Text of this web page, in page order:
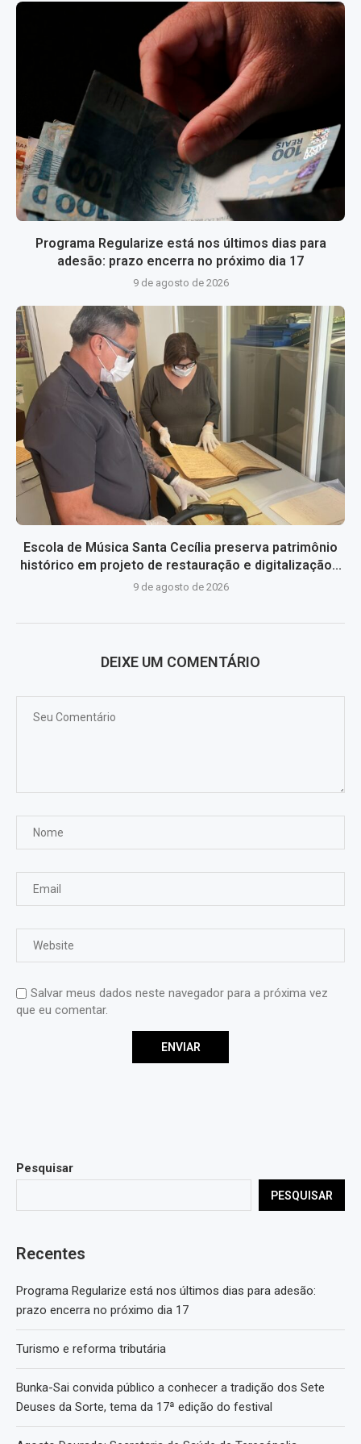
Programa Regularize está nos últimos dias para
adesão: prazo encerra no próximo dia 17
9 de agosto de 2026
Escola de Música Santa Cecília preserva patrimônio
histórico em projeto de restauração e digitalização...
9 de agosto de 2026
DEIXE UM COMENTÁRIO
Salvar meus dados neste navegador para a próxima vez
que eu comentar.
Pesquisar
PESQUISAR
Recentes
Programa Regularize está nos últimos dias para adesão:
prazo encerra no próximo dia 17
Turismo e reforma tributária
Bunka-Sai convida público a conhecer a tradição dos Sete
Deuses da Sorte, tema da 17ª edição do festival